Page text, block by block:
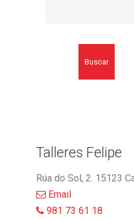
Buscar
Talleres Felipe
Rúa do Sol, 2. 15123
Email
981 73 61 18